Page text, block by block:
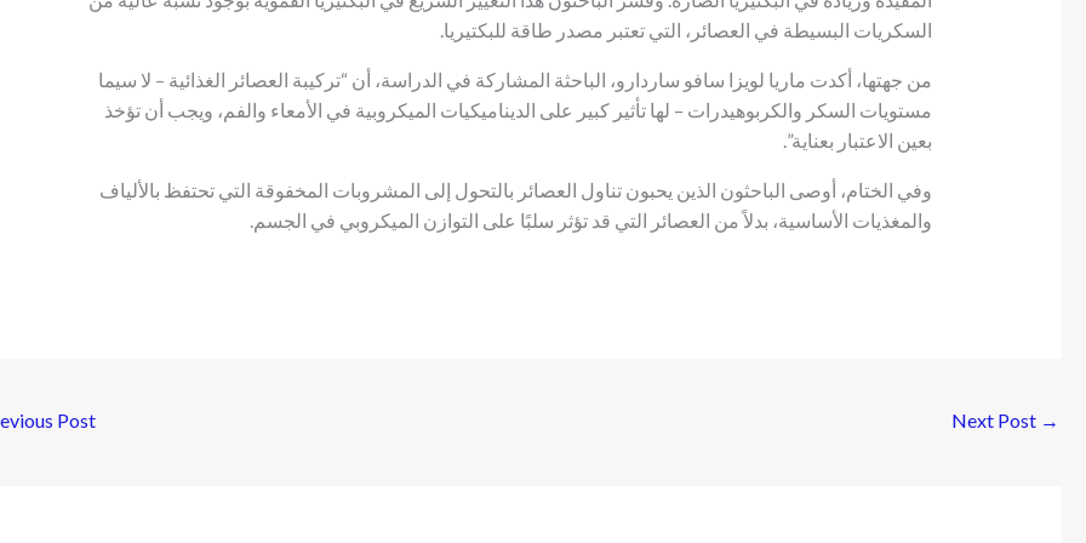
السكريات البسيطة في العصائر، التي تعتبر مصدر طاقة للبكتيريا.
من جهتها، أكدت ماريا لويزا سافو ساردارو، الباحثة المشاركة في الدراسة، أن “تركيبة العصائر الغذائية – لا سيما
مستويات السكر والكربوهيدرات – لها تأثير كبير على الديناميكيات الميكروبية في الأمعاء والفم، ويجب أن تؤخذ
بعين الاعتبار بعناية”.
وفي الختام، أوصى الباحثون الذين يحبون تناول العصائر بالتحول إلى المشروبات المخفوقة التي تحتفظ بالألياف
والمغذيات الأساسية، بدلاً من العصائر التي قد تؤثر سلبًا على التوازن الميكروبي في الجسم.
Post Next Post →